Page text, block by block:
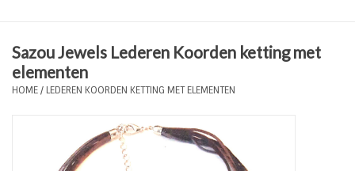
Plus Size Sieraden
Tassen en meer
Sazou Jewels Lederen Koorden ketting met
elementen
HOME/ LEDEREN KOORDEN KETTING MET ELEMENTEN